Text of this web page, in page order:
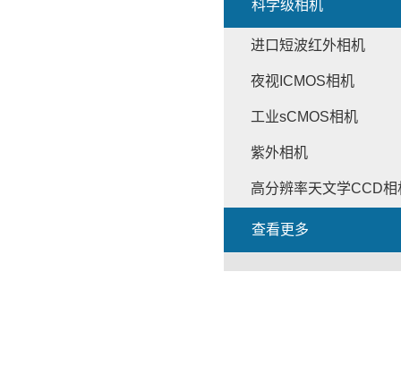
科学级相机
进口短波红外相机
夜视ICMOS相机
工业sCMOS相机
紫外相机
高分辨率天文学CCD相
查看更多